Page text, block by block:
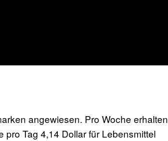
angewiesen. Pro Woche erhalten
Tag 4,14 Dollar für Lebensmittel